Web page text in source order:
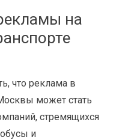
на
что реклама в
может стать
стремящихся
и